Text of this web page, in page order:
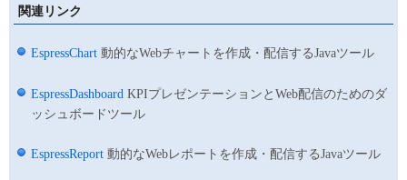
関連リンク
EspressChart 動的なWebチャートを作成・配信するJavaツール
EspressDashboard KPIプレゼンテーションとWeb配信のためのダ
ッシュボードツール
EspressReport 動的なWebレポートを作成・配信するJavaツール